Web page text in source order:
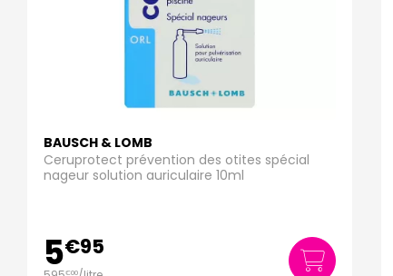
BAUSCH & LOMB
Ceruprotect prévention des otites spécial
nageur solution auriculaire 10ml
5€95
€00